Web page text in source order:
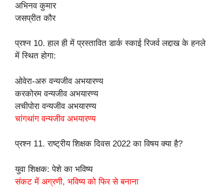
अभिनव कुमार
जसप्रीत कौर
प्रश्न 10. हाल ही में प्रस्तावित डार्क स्काई रिजर्व लद्दाख के हनले
में स्थित होगा:
ओवेरा-अरु वन्यजीव अभयारण्य
करकोरम वन्यजीव अभयारण्य
लचीपोरा वन्यजीव अभयारण्य
चांगथांग वन्यजीव अभयारण्य
प्रश्न 11. राष्ट्रीय शिक्षक दिवस 2022 का विषय क्या है?
युवा शिक्षक: पेशे का भविष्य
संकट में अग्रणी, भविष्य को फिर से बनाना